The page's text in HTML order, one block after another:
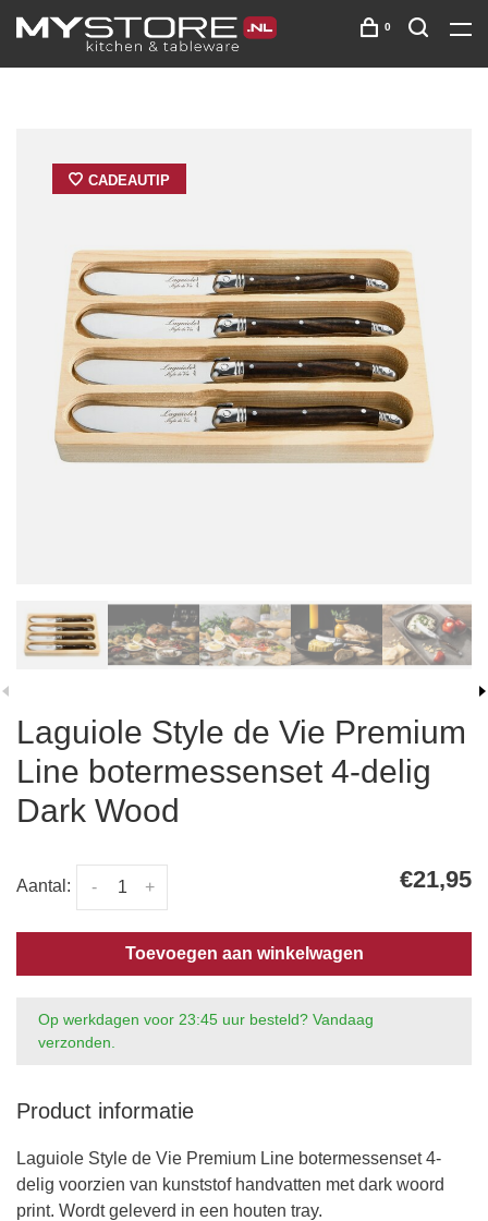
0
CADEAUTIP
Laguiole Style de Vie Premium
Line botermessenset 4-delig
Dark Wood
Aantal: +
- €21,95
Toevoegen aan winkelwagen
Op werkdagen voor 23:45 uur besteld? Vandaag
verzonden.
Product informatie
Laguiole Style de Vie Premium Line botermessenset 4-
delig voorzien van kunststof handvatten met dark woord
print. Wordt geleverd in een houten tray.